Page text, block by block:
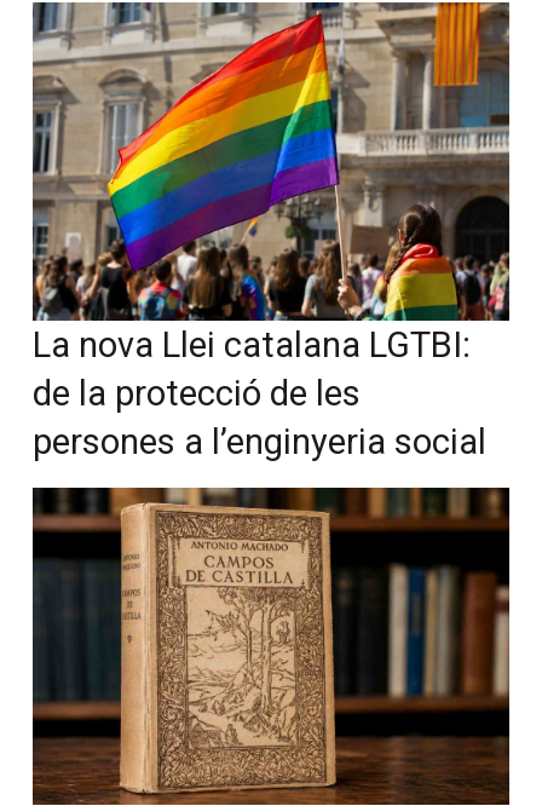
La nova Llei catalana LGTBI:
de la protecció de les
persones a l’enginyeria social